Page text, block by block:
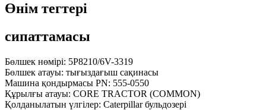
Өнім тегтері
сипаттамасы
Бөлшек нөмірі: 5P8210/6V-3319
Бөлшек атауы: тығыздағыш сақинасы
Машина қондырмасы PN: 555-0550
Құрылғы атауы: CORE TRACTOR (COMMON)
Қолданылатын үлгілер: Caterpillar бульдозері